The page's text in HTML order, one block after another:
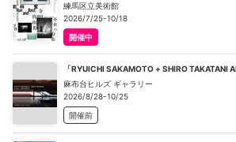
練馬区立美術館
2026/7/25-10/18
開催中
「RYUICHI SAKAMOTO + SHIRO TAKATANI
麻布台ヒルズ ギャラリー
2026/8/28-10/25
開催前